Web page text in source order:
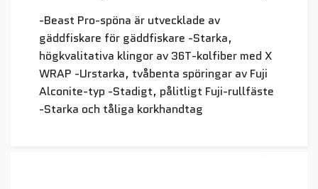
-Beast Pro-spöna är utvecklade av
gäddfiskare för gäddfiskare -Starka,
högkvalitativa klingor av 36T-kolfiber med X
WRAP -Urstarka, tvåbenta spöringar av Fuji
Alconite-typ -Stadigt, pålitligt Fuji-rullfäste
-Starka och tåliga korkhandtag